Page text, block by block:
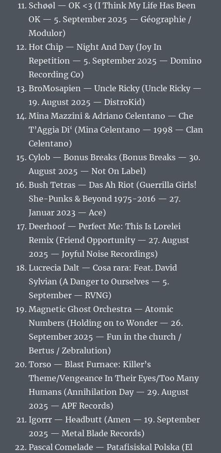
Schøøl — OK <3 (I Think My Life Has Been
OK — 5. September 2025 — Géographie /
Modulor)
Hot Chip — Night And Day (Joy In
Repetition — 5. September 2025 — Domino
Recording Co)
BroMosapien — Uncle Ricky (Uncle Ricky —
19. August 2025 — DistroKid)
Mina Mazzini & Adriano Celentano — Che
T’Aggia Di‘ (Mina Celentano — 1998 — Clan
Celentano)
Cylob — Bonus Breaks (Bonus Breaks — 30.
August 2025 — Not On Label)
Bush Tetras — Das Ah Riot (Guerrilla Girls!
She-Punks & Beyond 1975-2016 — 27.
Januar 2023 — Ace)
Deerhoof — Perfect Me: This Is Lorelei
Remix (Friend Opportunity — 27. August
2025 — Joyful Noise Recordings)
Lucrecia Dalt — Cosa rara: Feat. David
Sylvian (A Danger to Ourselves — 5.
September — RVNG)
Magnetic Ghost Orchestra — Atomic
Numbers (Holding on to Wonder — 26.
September 2025 — Fun in the church /
Bertus / Zebralution)
Torso — Blast Furnace: Killer’s
Theme/Vengeance In Their Eyes/Too Many
Humans (Annihilation Day — 29. August
2025 — APF Records)
Igorrr — Headbutt (Amen — 19. September
2025 — Metal Blade Records)
Pascal Comelade — Patafisiskal Polska (El